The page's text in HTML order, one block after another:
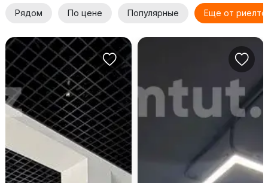
Рядом По цене Популярные Еще от